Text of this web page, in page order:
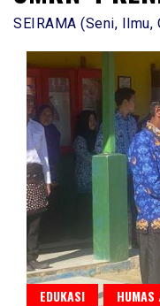
SEIRAMA (Seni, Ilmu,
EDUKASI